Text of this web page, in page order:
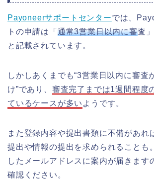
Payoneerサポートセンターでは、
トの申請は「 通常3営業日以内に審査
と記載されています。
しかしあくまでも“3営業日以内に審査
け”であり、 審査完了までは1週間程度
ているケースが多い ようです。
また登録内容や提出書類に不備があれ
提出や情報の提出を求められることも
したメールアドレスに案内が届きます
確認ください。